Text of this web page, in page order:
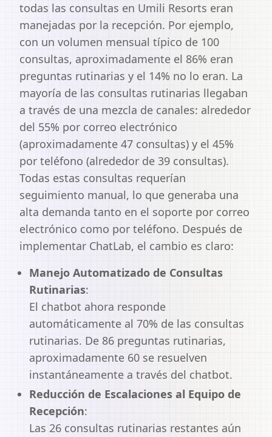
todas las consultas en Umili Resorts eran
manejadas por la recepción. Por ejemplo,
con un volumen mensual típico de 100
consultas, aproximadamente el 86% eran
preguntas rutinarias y el 14% no lo eran. La
mayoría de las consultas rutinarias llegaban
a través de una mezcla de canales: alrededor
del 55% por correo electrónico
(aproximadamente 47 consultas) y el 45%
por teléfono (alrededor de 39 consultas).
Todas estas consultas requerían
seguimiento manual, lo que generaba una
alta demanda tanto en el soporte por correo
electrónico como por teléfono. Después de
implementar ChatLab, el cambio es claro:
Manejo Automatizado de Consultas
Rutinarias:
El chatbot ahora responde
automáticamente al 70% de las consultas
rutinarias. De 86 preguntas rutinarias,
aproximadamente 60 se resuelven
instantáneamente a través del chatbot.
Reducción de Escalaciones al Equipo de
Recepción:
Las 26 consultas rutinarias restantes aún